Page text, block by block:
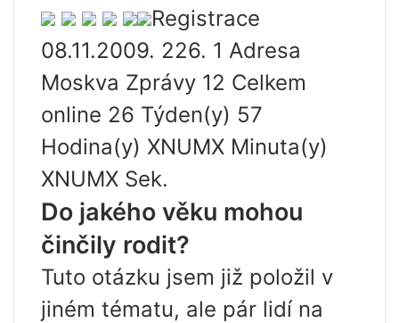
Registrace
08.11.2009. 226. 1 Adresa
Moskva Zprávy 12 Celkem
online 26 Týden(y) 57
Hodina(y) XNUMX Minuta(y)
XNUMX Sek.
Do jakého věku mohou
činčily rodit?
Tuto otázku jsem již položil v
jiném tématu, ale pár lidí na